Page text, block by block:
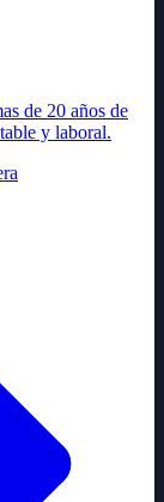
de 20 años de
y laboral.